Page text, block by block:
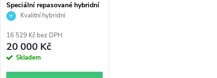
Speciální repasované hybridní
turbodmychadlo GTB2056VK
Kvalitní hybridní
16 529 Kč bez DPH
20 000 Kč
Skladem